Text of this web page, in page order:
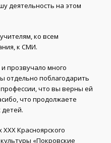
деятельность на этом
ко всем
к СМИ.
прозвучало много
отдельно поблагодарить
что вы верны ей
что продолжаете
Красноярского
«Покровские